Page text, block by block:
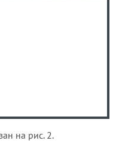
на рис. 2.